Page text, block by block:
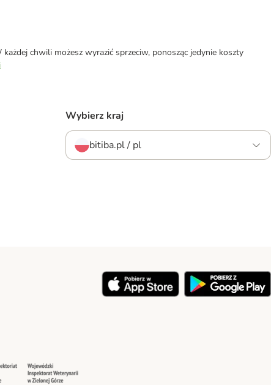
chwili możesz wyrazić sprzeciw, ponosząc jedynie koszty
Wybierz kraj
bitiba.pl / pl
Security